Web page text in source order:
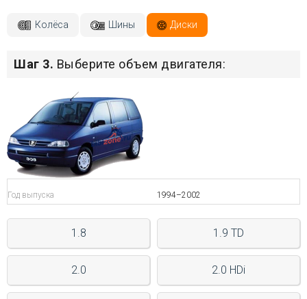
Покупателям
Войти на сайт
+7(812)317-
17-
52
Пт:
до
Колёса Шины Диски
Шаг 3. Выберите объем двигателя:
Год выпуска 1994–2002
1.8 1.9 TD
2.0 2.0 HDi